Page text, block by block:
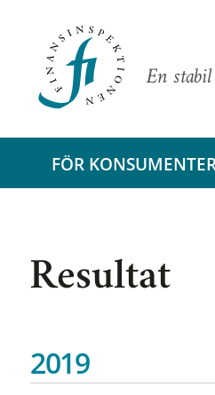
En
FÖR
Resultat
2019